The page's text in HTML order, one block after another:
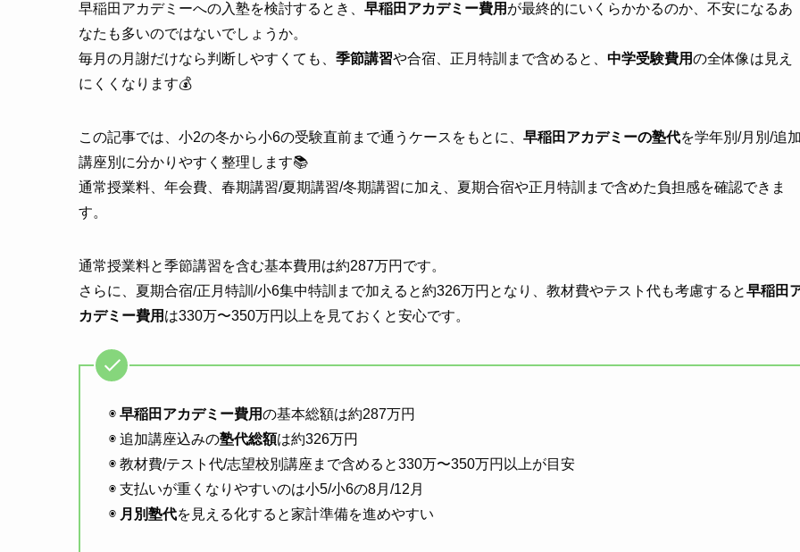
早稲田アカデミーへの入塾を検討するとき、 早稲田アカデミー費用 が最終的にいくらかかるのか、不安になるあ
なたも多いのではないでしょうか。
毎月の月謝だけなら判断しやすくても、 季節講習や合宿、正月特訓まで含めると、 中学受験費用の全体像は見え
にくくなります💰
この記事では、小2の冬から小6の受験直前まで通うケースをもとに、 早稲田アカデミーの塾代を学年別/月別/追加
講座別に分かりやすく整理します📚
通常授業料、年会費、春期講習/夏期講習/冬期講習に加え、夏期合宿や正月特訓まで含めた負担感を確認できま
す。
通常授業料と季節講習を含む基本費用は約287万円です。
さらに、夏期合宿/正月特訓/小6集中特訓まで加えると約326万円となり、教材費やテスト代も考慮すると早稲田
カデミー費用 は330万〜350万円以上を見ておくと安心です。
◉ 早稲田アカデミー費用の基本総額は約287万円
◉ 追加講座込みの塾代総額は約326万円
◉ 教材費/テスト代/志望校別講座まで含めると330万〜350万円以上が目安
◉ 支払いが重くなりやすいのは小5/小6の8月/12月
◉ 月別塾代を見える化すると家計準備を進めやすい